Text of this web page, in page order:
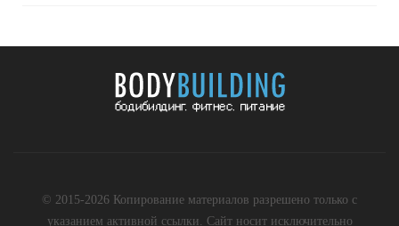
© 2015-2026 Копирование материалов разрешено только с
указанием активной ссылки. Сайт носит исключительно